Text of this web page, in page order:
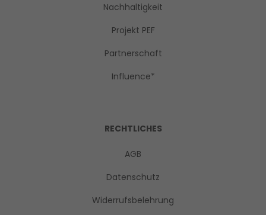
Nachhaltigkeit
Projekt PEF
Partnerschaft
Influence*
RECHTLICHES
AGB
Datenschutz
Widerrufsbelehrung